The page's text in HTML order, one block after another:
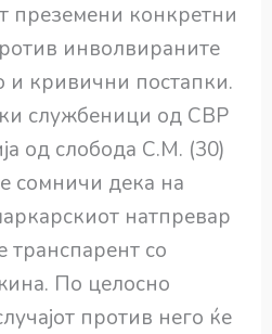
преземени конкретни
инволвираните
и кривични постапки.
службеници од СВР
од слобода С.М. (30)
сомничи дека на
натпревар
транспарент со
По целосно
против него ќе